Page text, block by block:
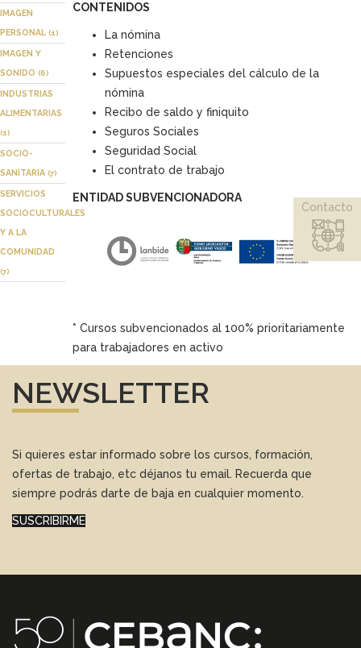
IMAGEN
PERSONAL (1)
IMAGEN Y
SONIDO (6)
INDUSTRIAS
ALIMENTARIAS
(1)
SOCIO-
SANITARIA (7)
SERVICIOS
SOCIOCULTURALES
Y A LA
COMUNIDAD
(7)
CONTENIDOS
La nómina
Retenciones
Supuestos especiales del cálculo de la
nómina
Recibo de saldo y finiquito
Seguros Sociales
Seguridad Social
El contrato de trabajo
ENTIDAD SUBVENCIONADORA
* Cursos subvencionados al 100% prioritariamente
para trabajadores en activo
NEWSLETTER
Si quieres estar informado sobre los cursos, formación,
ofertas de trabajo, etc déjanos tu email. Recuerda que
siempre podrás darte de baja en cualquier momento.
SUSCRIBIRME
Contacto